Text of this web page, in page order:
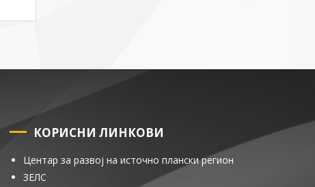
КОРИСНИ ЛИНКОВИ
Центар за развој на источно плански регион
ЗЕЛС